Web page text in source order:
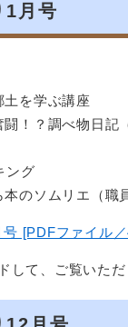
1月号
を学ぶ講座
！？調べ物日記
ング
本のソムリエ（職
[PDFファイル
して、ご覧いただ